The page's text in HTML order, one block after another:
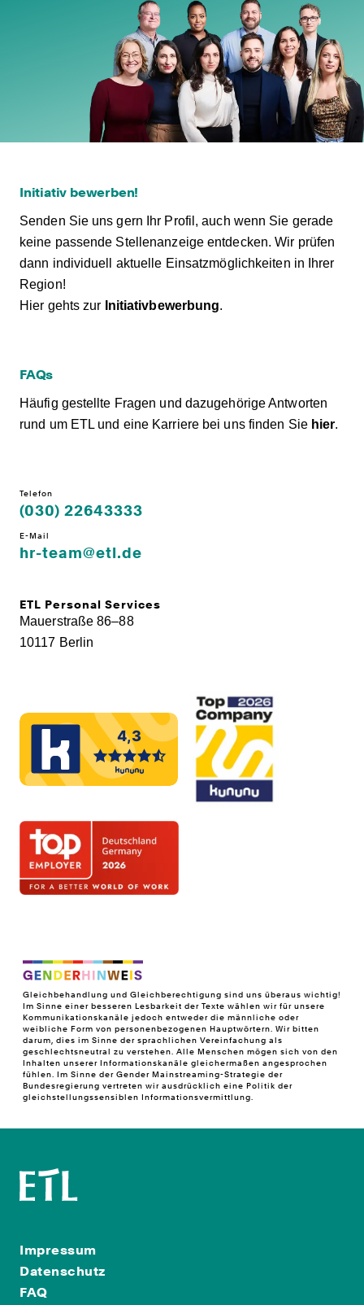
Initiativ bewerben!
Senden Sie uns gern Ihr Profil, auch wenn Sie gerade
keine passende Stellenanzeige entdecken. Wir prüfen
dann individuell aktuelle Einsatzmöglichkeiten in Ihrer
Region!
Hier gehts zur Initiativbewerbung.
FAQs
Häufig gestellte Fragen und dazugehörige Antworten
rund um ETL und eine Karriere bei uns finden Sie hier.
Telefon
(030) 22643333
E-Mail
hr-team@etl.de
ETL Personal Services
Mauerstraße 86–88
10117 Berlin
Gleichbehandlung und Gleichberechtigung sind uns überaus wichtig!
Im Sinne einer besseren Lesbarkeit der Texte wählen wir für unsere
Kommunikationskanäle jedoch entweder die männliche oder
weibliche Form von personenbezogenen Hauptwörtern. Wir bitten
darum, dies im Sinne der sprachlichen Vereinfachung als
geschlechtsneutral zu verstehen. Alle Menschen mögen sich von den
Inhalten unserer Informationskanäle gleichermaßen angesprochen
fühlen. Im Sinne der Gender Mainstreaming-Strategie der
Bundesregierung vertreten wir ausdrücklich eine Politik der
gleichstellungssensiblen Informationsvermittlung.
Impressum
Datenschutz
FAQ